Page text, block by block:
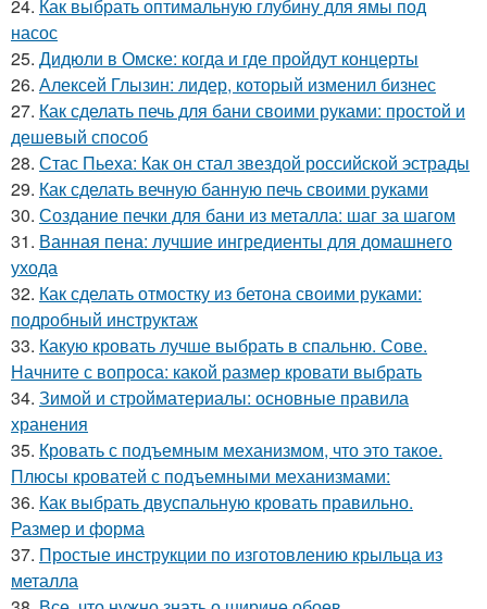
24. Как выбрать оптимальную глубину для ямы под
насос
25. Дидюли в Омске: когда и где пройдут концерты
26. Алексей Глызин: лидер, который изменил бизнес
27. Как сделать печь для бани своими руками: простой и
дешевый способ
28. Стас Пьеха: Как он стал звездой российской эстрады
29. Как сделать вечную банную печь своими руками
30. Создание печки для бани из металла: шаг за шагом
31. Ванная пена: лучшие ингредиенты для домашнего
ухода
32. Как сделать отмостку из бетона своими руками:
подробный инструктаж
33. Какую кровать лучше выбрать в спальню. Сове.
Начните с вопроса: какой размер кровати выбрать
34. Зимой и стройматериалы: основные правила
хранения
35. Кровать с подъемным механизмом, что это такое.
Плюсы кроватей с подъемными механизмами:
36. Как выбрать двуспальную кровать правильно.
Размер и форма
37. Простые инструкции по изготовлению крыльца из
металла